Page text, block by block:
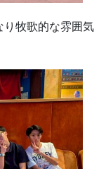
牧歌的な雰囲気